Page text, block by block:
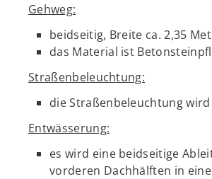
Gehweg:
beidseitig, Breite ca. 2,35
das Material ist
Straßenbeleuchtung:
die Straßenbeleuchtung
Entwässerung:
es wird eine beidseitige
vorderen Dachhälften in